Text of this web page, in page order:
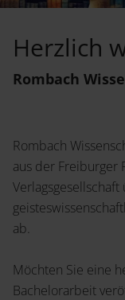
Der Verlag
Angebot
Service
Inlibra
Herzlich
Rombach
Rombach
aus der Freiburger
ab.
Möchten Sie eine
Bachelorarbeit